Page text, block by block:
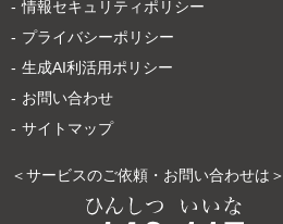
情報セキュリティポリシー
プライバシーポリシー
生成AI利活用ポリシー
お問い合わせ
サイトマップ
＜サービスのご依頼・お問い合わせは＞